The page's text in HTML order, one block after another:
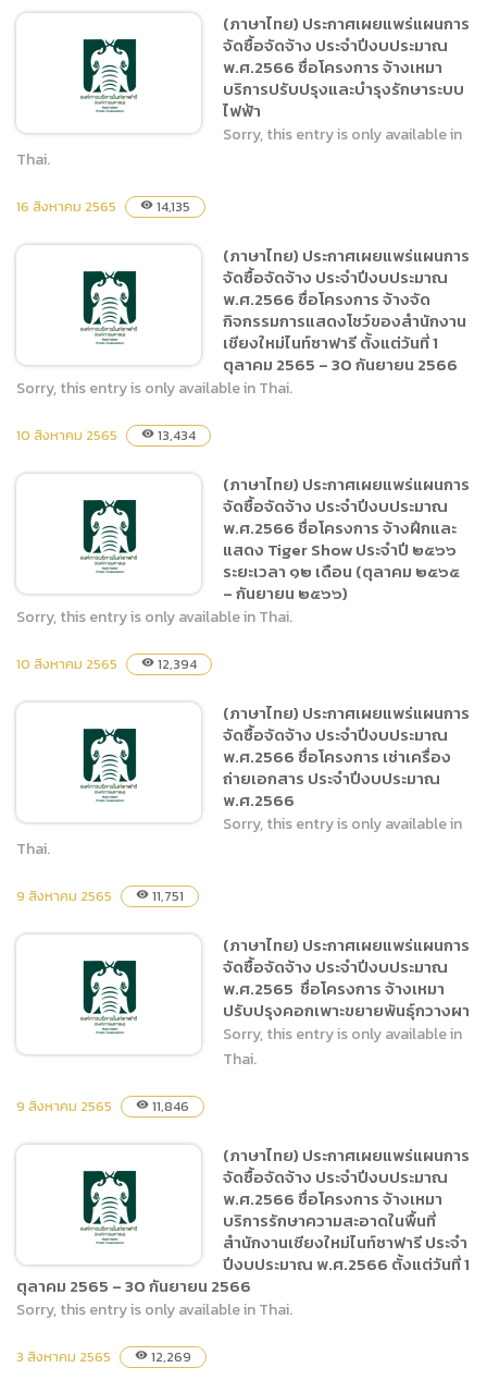
โครงการ จ้างปรับปรุงพื้นที่
สำหรับการแสดง Cowboy
(ภาษาไทย) ประกาศเผยแพร่
โครงการ จ้างเหมาบริการ
ปรับปรุงและบำรุงรักษาระบบ
(ภาษาไทย) ประกาศเผยแพร่แผนการ
จัดซื้อจัดจ้าง ประจำปีงบประมาณ
พ.ศ.2566 ชื่อโครงการ จ้างเหมา
บริการปรับปรุงและบำรุงรักษาระบบ
ไฟฟ้า
Sorry, this entry is only available in
Thai.
16 สิงหาคม 2565 visibility 14,135
(ภาษาไทย) ประกาศเผยแพร่
แผนการจัดซื้อจัดจ้าง ประจำ
โครงการ จ้างจัดกิจกรรมการ
แสดงโชว์ของสำนักงานเชียง
ใหม่ไนท์ซาฟารี ตั้งแต่วันที่ 1
ตุลาคม 2565 – 30 กันยายน
2566
(ภาษาไทย) ประกาศเผยแพร่แผนการ
จัดซื้อจัดจ้าง ประจำปีงบประมาณ
พ.ศ.2566 ชื่อโครงการ จ้างจัด
กิจกรรมการแสดงโชว์ของสำนักงาน
เชียงใหม่ไนท์ซาฟารี ตั้งแต่วันที่ 1
ตุลาคม 2565 – 30 กันยายน 2566
Sorry, this entry is only available in Thai.
10 สิงหาคม 2565 visibility 13,434
(ภาษาไทย) ประกาศเผยแพร่
แผนการจัดซื้อจัดจ้าง ประจำ
โครงการ จ้างฝึกและแสดง
Tiger Show ประจำปี ๒๕๖๖
ระยะเวลา ๑๒ เดือน (ตุลาคม
๒๕๖๕ – กันยายน ๒๕๖๖)
(ภาษาไทย) ประกาศเผยแพร่แผนการ
จัดซื้อจัดจ้าง ประจำปีงบประมาณ
พ.ศ.2566 ชื่อโครงการ จ้างฝึกและ
แสดง Tiger Show ประจำปี ๒๕๖๖
ระยะเวลา ๑๒ เดือน (ตุลาคม ๒๕๖๕
– กันยายน ๒๕๖๖)
Sorry, this entry is only available in Thai.
10 สิงหาคม 2565 visibility 12,394
(ภาษาไทย) ประกาศเผยแพร่
โครงการ เช่าเครื่องถ่าย
เอกสาร ประจำปีงบประมาณ
พ.ศ.2566
(ภาษาไทย) ประกาศเผยแพร่แผนการ
จัดซื้อจัดจ้าง ประจำปีงบประมาณ
พ.ศ.2566 ชื่อโครงการ เช่าเครื่อง
ถ่ายเอกสาร ประจำปีงบประมาณ
พ.ศ.2566
Sorry, this entry is only available in
Thai.
9 สิงหาคม 2565 visibility 11,751
แผนการจัดซื้อจัดจ้าง ประจำ
ปีงบประมาณ พ.ศ.2565 ชื่อ
โครงการ จ้างเหมาปรับปรุง
คอกเพาะขยายพันธุ์กวางผา
(ภาษาไทย) ประกาศเผยแพร่แผนการ
จัดซื้อจัดจ้าง ประจำปีงบประมาณ
พ.ศ.2565 ชื่อโครงการ จ้างเหมา
ปรับปรุงคอกเพาะขยายพันธุ์กวางผา
Sorry, this entry is only available in
Thai.
9 สิงหาคม 2565 visibility 11,846
(ภาษาไทย) ประกาศเผยแพร่
แผนการจัดซื้อจัดจ้าง ประจำ
(ภาษาไทย) ประกาศเผยแพร่แผนการ
จัดซื้อจัดจ้าง ประจำปีงบประมาณ
พ.ศ.2566 ชื่อโครงการ จ้างเหมา
บริการรักษาความสะอาดในพื้นที่
สำนักงานเชียงใหม่ไนท์ซาฟารี ประจำ
ปีงบประมาณ พ.ศ.2566 ตั้งแต่วันที่ 1
ตุลาคม 2565 – 30 กันยายน 2566
Sorry, this entry is only available in Thai.
3 สิงหาคม 2565 visibility 12,269